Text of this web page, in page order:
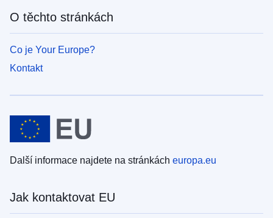
O těchto stránkách
Co je Your Europe?
Kontakt
Další informace najdete na stránkách europa.eu
Jak kontaktovat EU